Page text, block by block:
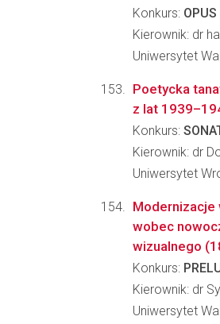
Konkurs:
Kierownik: dr
Uniwersytet
Poetycka
z lat
Konkurs:
Kierownik: dr
Uniwersytet
Modernizacje
wobec
wizualnego
Konkurs:
Kierownik: dr
Uniwersytet